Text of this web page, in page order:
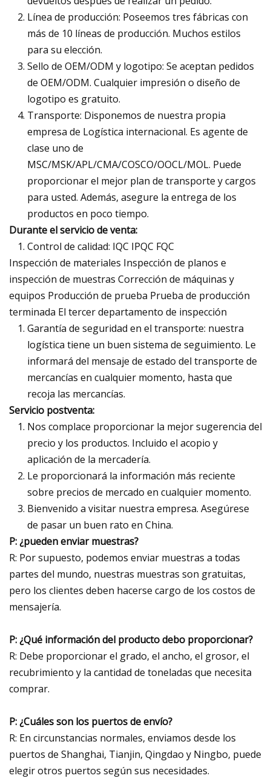
Línea de producción: Poseemos tres fábricas con
más de 10 líneas de producción. Muchos estilos
para su elección.
Sello de OEM/ODM y logotipo: Se aceptan pedidos
de OEM/ODM. Cualquier impresión o diseño de
logotipo es gratuito.
Transporte: Disponemos de nuestra propia
empresa de Logística internacional. Es agente de
clase uno de
MSC/MSK/APL/CMA/COSCO/OOCL/MOL. Puede
proporcionar el mejor plan de transporte y cargos
para usted. Además, asegure la entrega de los
productos en poco tiempo.
Durante el servicio de venta:
Control de calidad: IQC IPQC FQC
Inspección de materiales Inspección de planos e
inspección de muestras Corrección de máquinas y
equipos Producción de prueba Prueba de producción
terminada El tercer departamento de inspección
Garantía de seguridad en el transporte: nuestra
logística tiene un buen sistema de seguimiento. Le
informará del mensaje de estado del transporte de
mercancías en cualquier momento, hasta que
recoja las mercancías.
Servicio postventa:
Nos complace proporcionar la mejor sugerencia del
precio y los productos. Incluido el acopio y
aplicación de la mercadería.
Le proporcionará la información más reciente
sobre precios de mercado en cualquier momento.
Bienvenido a visitar nuestra empresa. Asegúrese
de pasar un buen rato en China.
P: ¿pueden enviar muestras?
R: Por supuesto, podemos enviar muestras a todas
partes del mundo, nuestras muestras son gratuitas,
pero los clientes deben hacerse cargo de los costos de
mensajería.
P: ¿Qué información del producto debo proporcionar?
R: Debe proporcionar el grado, el ancho, el grosor, el
recubrimiento y la cantidad de toneladas que necesita
comprar.
P: ¿Cuáles son los puertos de envío?
R: En circunstancias normales, enviamos desde los
puertos de Shanghai, Tianjin, Qingdao y Ningbo, puede
elegir otros puertos según sus necesidades.